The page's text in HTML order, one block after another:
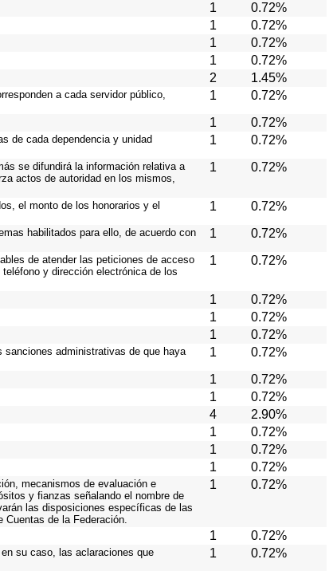
1 0.72%
1 0.72%
1 0.72%
1 0.72%
2 1.45%
a cada servidor público,
1 0.72%
1 0.72%
de cada dependencia y unidad
1 0.72%
se difundirá la información relativa a
actos de autoridad en los mismos,
1 0.72%
el monto de los honorarios y el
1 0.72%
habilitados para ello, de acuerdo con
1 0.72%
de atender las peticiones de acceso
y dirección electrónica de los
1 0.72%
1 0.72%
1 0.72%
1 0.72%
administrativas de que haya
1 0.72%
1 0.72%
1 0.72%
4 2.90%
1 0.72%
1 0.72%
1 0.72%
mecanismos de evaluación e
y fianzas señalando el nombre de
las disposiciones específicas de las
Cuentas de la Federación.
1 0.72%
1 0.72%
su caso, las aclaraciones que
1 0.72%